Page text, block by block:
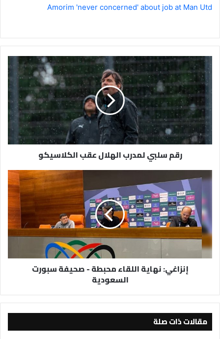
Amorim 'never concerned' about job at Man Utd
رقم
سلبي
لمدرب
الهلال
عقب
الكلاسيكو
رقم سلبي لمدرب الهلال عقب الكلاسيكو
اللقاء
محبطة
صحيفة
سبورت
السعودية
إنزاغي: نهاية اللقاء محبطة - صحيفة سبورت
السعودية
مقالات ذات صلة